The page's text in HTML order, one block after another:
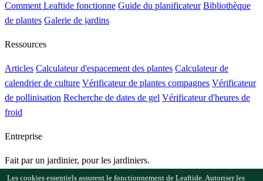
Comment Leaftide fonctionne Guide du planificateur Bibliothèque
de plantes Galerie de jardins
Ressources
Articles Calculateur d'espacement des plantes Calculateur de
calendrier de culture Vérificateur de plantes compagnes Vérificateur
de pollinisation Recherche de dates de gel Vérificateur d'heures de
froid
Entreprise
Fait par un jardinier, pour les jardiniers.
Conçu et maintenu au Royaume-Uni.
Les cookies essentiels assurent le fonctionnement de Leaftide. Autoriser les